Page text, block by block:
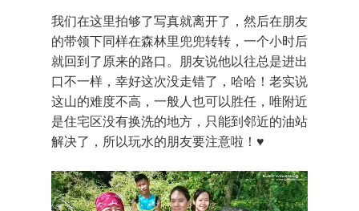
我们在这里拍够了写真就离开了，然后在朋友
的带领下同样在森林里兜兜转转，一个小时后
就回到了原来的路口。朋友说他以往总是进出
口不一样，幸好这次没走错了，哈哈！老实说
这山的难度不高，一般人也可以胜任，唯附近
是住宅区没有换洗的地方，只能到邻近的油站
解决了，所以玩水的朋友要注意啦！♥